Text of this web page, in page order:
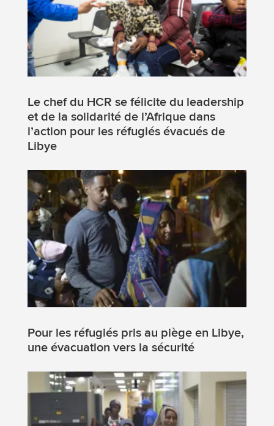
Le chef du HCR se félicite du leadership
et de la solidarité de l’Afrique dans
l’action pour les réfugiés évacués de
Libye
Pour les réfugiés pris au piège en Libye,
une évacuation vers la sécurité